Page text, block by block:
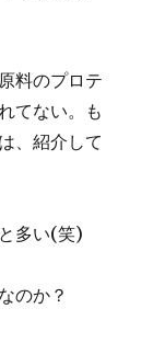
料のプロテ
てない。も
、紹介して
多い(笑)
のか？